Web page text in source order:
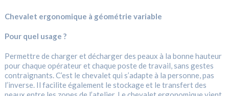
Chevalet ergonomique à géométrie variable
Pour quel usage ?
Permettre de charger et décharger des peaux à la bonne hauteur
pour chaque opérateur et chaque poste de travail, sans gestes
contraignants. C’est le chevalet qui s’adapte à la personne, pas
l’inverse. Il facilite également le stockage et le transfert des